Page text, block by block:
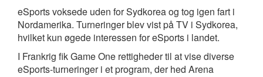
eSports voksede uden for Sydkorea og tog igen fart i
Nordamerika. Turneringer blev vist på TV i Sydkorea,
hvilket kun øgede interessen for eSports i landet.
I Frankrig fik Game One rettigheder til at vise diverse
eSports-turneringer i et program, der hed Arena